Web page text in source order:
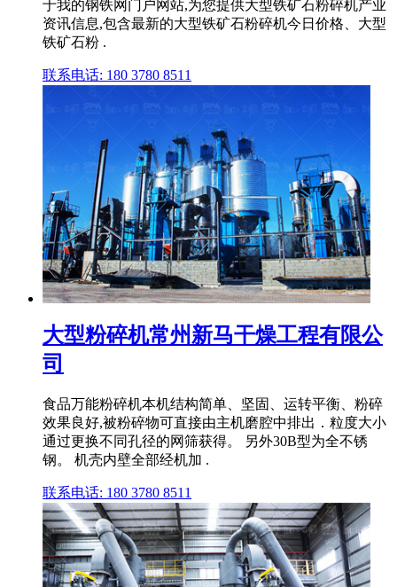
于我的钢铁网门户网站,为您提供大型铁矿石粉碎机产业
资讯信息,包含最新的大型铁矿石粉碎机今日价格、大型
铁矿石粉 .
联系电话: 180 3780 8511
大型粉碎机常州新马干燥工程有限公
司
食品万能粉碎机本机结构简单、坚固、运转平衡、粉碎
效果良好,被粉碎物可直接由主机磨腔中排出．粒度大小
通过更换不同孔径的网筛获得。 另外30B型为全不锈
钢。 机壳内壁全部经机加 .
联系电话: 180 3780 8511